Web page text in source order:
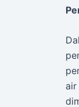
air